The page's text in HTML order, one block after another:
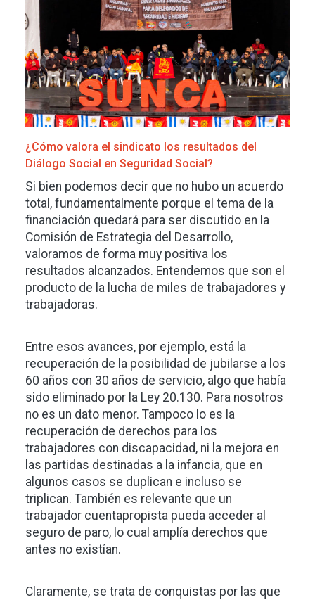
¿Cómo valora el sindicato los resultados del
Diálogo Social en Seguridad Social?
Si bien podemos decir que no hubo un acuerdo
total, fundamentalmente porque el tema de la
financiación quedará para ser discutido en la
Comisión de Estrategia del Desarrollo,
valoramos de forma muy positiva los
resultados alcanzados. Entendemos que son el
producto de la lucha de miles de trabajadores y
trabajadoras.
Entre esos avances, por ejemplo, está la
recuperación de la posibilidad de jubilarse a los
60 años con 30 años de servicio, algo que había
sido eliminado por la Ley 20.130. Para nosotros
no es un dato menor. Tampoco lo es la
recuperación de derechos para los
trabajadores con discapacidad, ni la mejora en
las partidas destinadas a la infancia, que en
algunos casos se duplican e incluso se
triplican. También es relevante que un
trabajador cuentapropista pueda acceder al
seguro de paro, lo cual amplía derechos que
antes no existían.
Claramente, se trata de conquistas por las que